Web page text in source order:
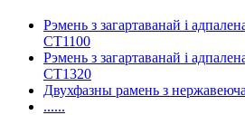
Рэмень з загартаванай і
CT1100
Рэмень з загартаванай і
CT1320
Двухфазны рамень з
......